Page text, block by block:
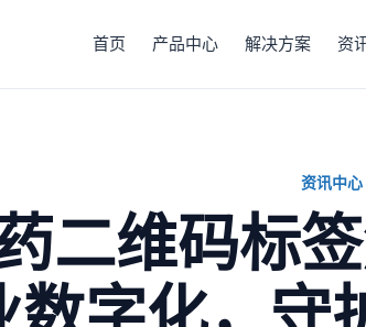
首页 产品中心 解决方案 资
资讯中心
二维码标